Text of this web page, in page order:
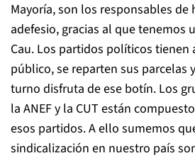
Mayoría, son los responsables de
adefesio, gracias al que tenemos
Cau. Los partidos políticos
público, se reparten sus parcelas
turno disfruta de ese botín. Los
la ANEF y la CUT están
esos partidos. A ello sumemos
sindicalización en nuestro país